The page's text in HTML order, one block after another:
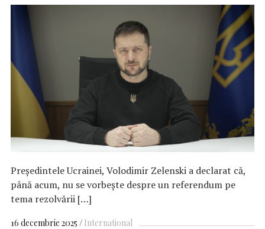
Preşedintele Ucrainei, Volodimir Zelenski a declarat că,
până acum, nu se vorbeşte despre un referendum pe
tema rezolvării […]
16 decembrie 2025 International